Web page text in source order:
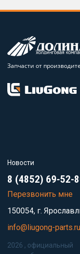
Запчасти от
Новости
8 (4852) 69-52-
Перезвонить мне
150054, г.
info@liugong-parts.ru
2026 , официальный